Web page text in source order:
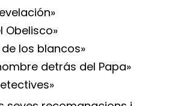
Obelisco»
los blancos»
detrás del Papa»